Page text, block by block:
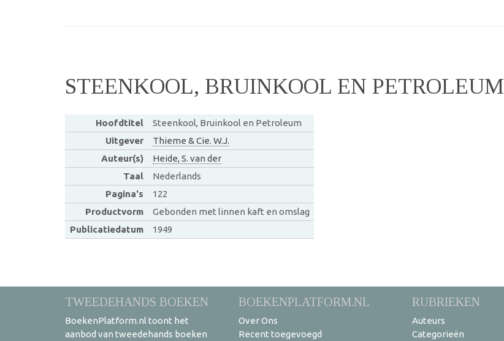
STEENKOOL, BRUINKOOL EN PETROLEUM
Hoofdtitel
Steenkool, Bruinkool en Petroleum
Uitgever
Thieme & Cie. W.J.
Auteur(s)
Heide, S. van der
Taal
Nederlands
Pagina's
122
Productvorm
Gebonden met linnen kaft en omslag
Publicatiedatum
1949
TWEEDEHANDS BOEKEN
BoekenPlatform.nl toont het
aanbod van tweedehands boeken
BOEKENPLATFORM.NL
Over Ons
Recent toegevoegd
RUBRIEKEN
Auteurs
Categorieën